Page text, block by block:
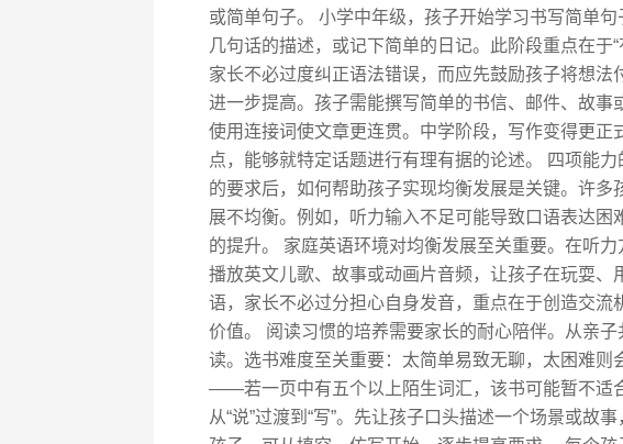
或简单句子。 小学中年级，孩子开始学习书写简单
几句话的描述，或记下简单的日记。此阶段重点在于
家长不必过度纠正语法错误，而应先鼓励孩子将想法
进一步提高。孩子需能撰写简单的书信、邮件、故事
使用连接词使文章更连贯。中学阶段，写作变得更正
点，能够就特定话题进行有理有据的论述。 四项能
的要求后，如何帮助孩子实现均衡发展是关键。许多
展不均衡。例如，听力输入不足可能导致口语表达困
的提升。 家庭英语环境对均衡发展至关重要。在听力
播放英文儿歌、故事或动画片音频，让孩子在玩耍、
语，家长不必过分担心自身发音，重点在于创造交流
价值。 阅读习惯的培养需要家长的耐心陪伴。从亲
读。选书难度至关重要：太简单易致无聊，太困难则
——若一页中有五个以上陌生词汇，该书可能暂不适
从“说”过渡到“写”。先让孩子口头描述一个场景或故